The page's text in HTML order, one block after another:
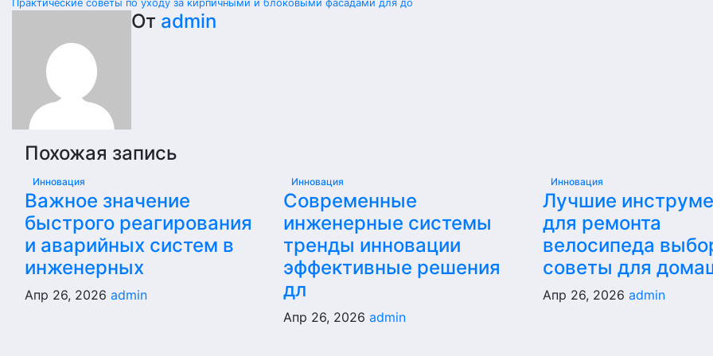
Практические советы по уходу за кирпичными и блоковыми фасадами для до
От admin
Похожая запись
Инновация
Важное значение
быстрого реагирования
и аварийных систем в
инженерных
Апр 26, 2026 admin
Инновация
Современные
инженерные системы
тренды инновации
эффективные решения
дл
Апр 26, 2026admin
Инновация
Лучшие
для ремонта
велосипеда
советы для
Апр 26, 2026 admin